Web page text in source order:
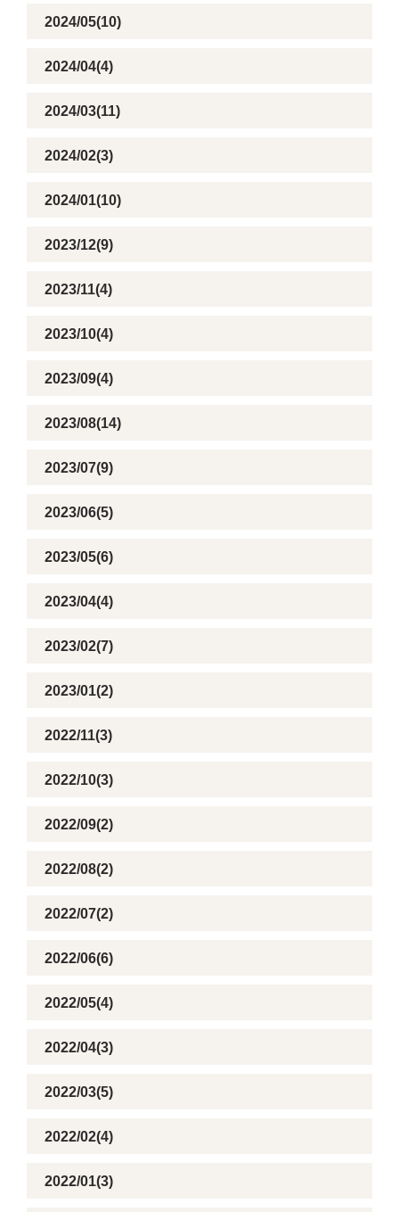
2024/05(10)
2024/04(4)
2024/03(11)
2024/02(3)
2024/01(10)
2023/12(9)
2023/11(4)
2023/10(4)
2023/09(4)
2023/08(14)
2023/07(9)
2023/06(5)
2023/05(6)
2023/04(4)
2023/02(7)
2023/01(2)
2022/11(3)
2022/10(3)
2022/09(2)
2022/08(2)
2022/07(2)
2022/06(6)
2022/05(4)
2022/04(3)
2022/03(5)
2022/02(4)
2022/01(3)